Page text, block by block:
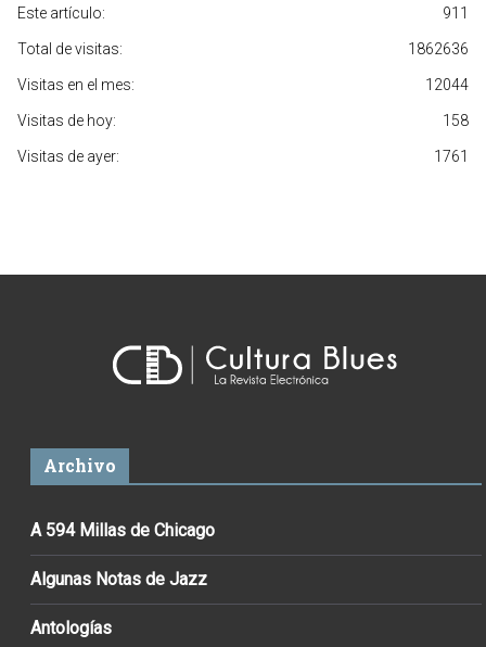
911
Este artículo:
1862636
Total de visitas:
12044
Visitas en el mes:
158
Visitas de hoy:
1761
Visitas de ayer:
Archivo
A 594 Millas de Chicago
Algunas Notas de Jazz
Antologías